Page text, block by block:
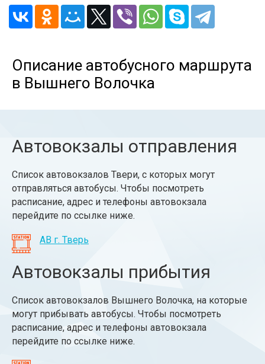
Описание автобусного маршрута
в Вышнего Волочка
Автовокзалы отправления
Список автовокзалов Твери, с которых могут
отправляться автобусы. Чтобы посмотреть
расписание, адрес и телефоны автовокзала
перейдите по ссылке ниже.
АВ г. Тверь
Автовокзалы прибытия
Список автовокзалов Вышнего Волочка, на которые
могут прибывать автобусы. Чтобы посмотреть
расписание, адрес и телефоны автовокзала
перейдите по ссылке ниже.